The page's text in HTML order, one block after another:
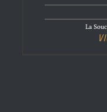
La